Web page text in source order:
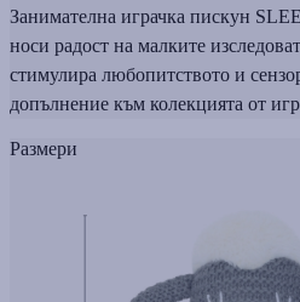
Занимателна играчка пискун
носи радост на малките
стимулира любопитството и
допълнение към колекцията от
Размери